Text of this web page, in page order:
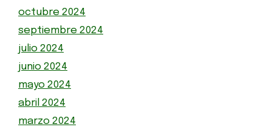
octubre 2024
septiembre 2024
julio 2024
junio 2024
mayo 2024
abril 2024
marzo 2024